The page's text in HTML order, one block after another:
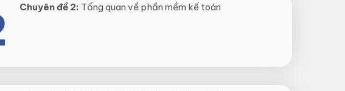
Chuyên đề 2: Tổng quan về phần mềm kế toán